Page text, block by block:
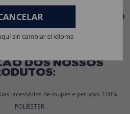
ao carrinho" e garanta a
adorável!
DOS NOSSOS
acessórios de roupas e perucas: 100%
POLIÉSTER.
sin cambiar el idioma